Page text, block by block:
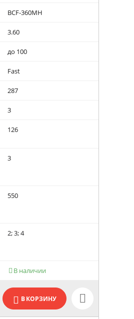
BCF-360MH
3.60
до 100
Fast
287
3
126
3
550
2; 3; 4
В наличии

В КОРЗИНУ